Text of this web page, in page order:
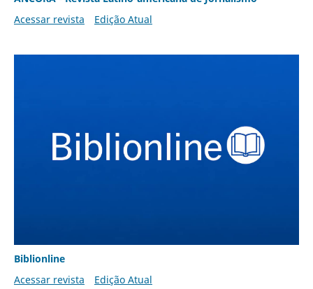
Acessar revista
Edição Atual
Biblionline
Acessar revista
Edição Atual